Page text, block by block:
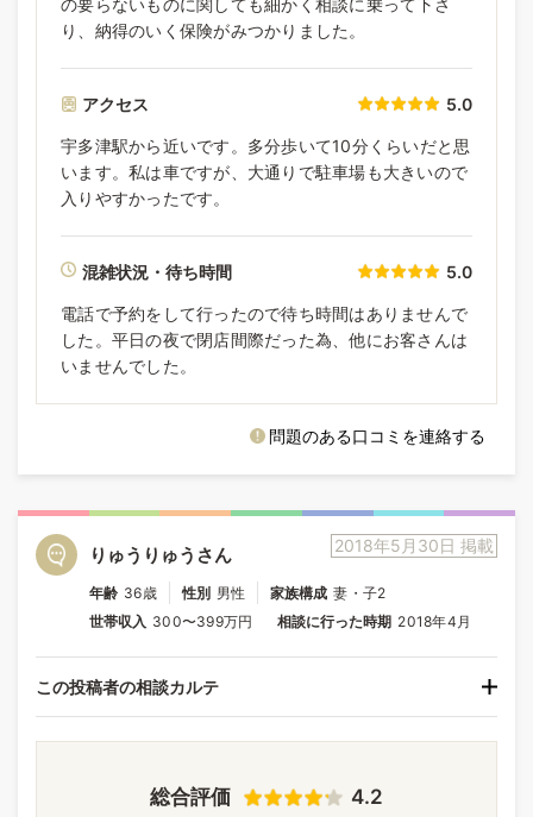
の要らないものに関しても細かく相談に乗って下さ
り、納得のいく保険がみつかりました。
アクセス 5.0
宇多津駅から近いです。多分歩いて10分くらいだと思
います。私は車ですが、大通りで駐車場も大きいので
入りやすかったです。
混雑状況・待ち時間 5.0
電話で予約をして行ったので待ち時間はありませんで
した。平日の夜で閉店間際だった為、他にお客さんは
いませんでした。
問題のある口コミを連絡する
2018年5月30日 掲載
りゅうりゅうさん
年齢 36歳 性別 男性 家族構成 妻・子2
世帯収入 300〜399万円 相談に行った時期 2018年4月
この投稿者の相談カルテ
総合評価 4.2